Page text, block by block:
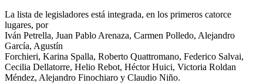
La lista de legisladores está integrada, en los primeros catorce
lugares, por
Iván Petrella, Juan Pablo Arenaza, Carmen Polledo, Alejandro
García, Agustín
Forchieri, Karina Spalla, Roberto Quattromano, Federico Salvai,
Cecilia Dellatorre, Helio Rebot, Héctor Huici, Victoria Roldan
Méndez, Alejandro Finochiaro y Claudio Niño.